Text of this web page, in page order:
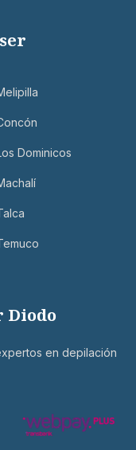
Dominicos
Diodo
en depilación